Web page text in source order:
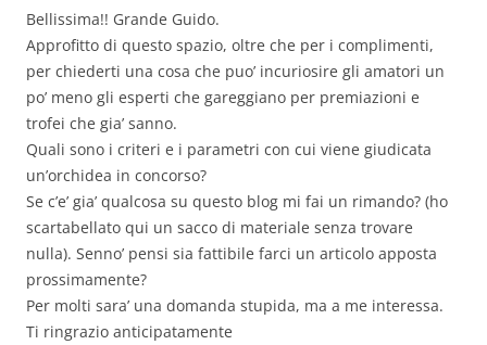
Bellissima!! Grande Guido.
Approfitto di questo spazio, oltre che per i complimenti,
per chiederti una cosa che puo’ incuriosire gli amatori un
po’ meno gli esperti che gareggiano per premiazioni e
trofei che gia’ sanno.
Quali sono i criteri e i parametri con cui viene giudicata
un’orchidea in concorso?
Se c’e’ gia’ qualcosa su questo blog mi fai un rimando? (ho
scartabellato qui un sacco di materiale senza trovare
nulla). Senno’ pensi sia fattibile farci un articolo apposta
prossimamente?
Per molti sara’ una domanda stupida, ma a me interessa.
Ti ringrazio anticipatamente